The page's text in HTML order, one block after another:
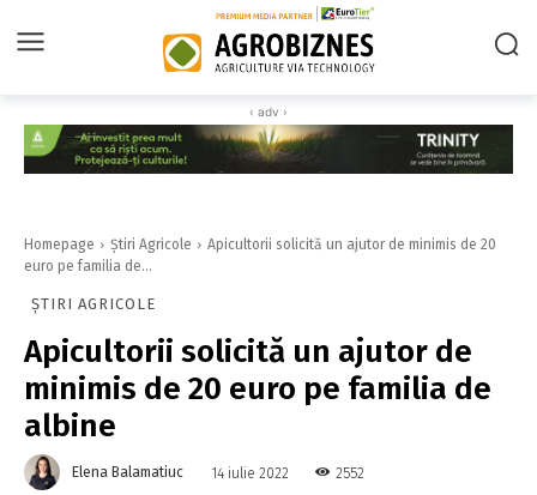
‹ adv ›
Homepage Știri Agricole
Apicultorii solicită un ajutor de minimis de 20
euro pe familia de...
ȘTIRI AGRICOLE
Apicultorii solicită un ajutor de
minimis de 20 euro pe familia de
albine
Elena Balamatiuc 14 iulie 2022 2552